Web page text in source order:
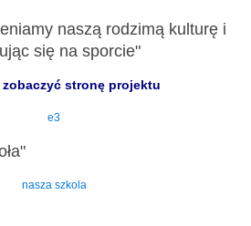
naszą rodzimą kulturę i
się na sporcie"
stronę projektu